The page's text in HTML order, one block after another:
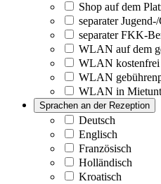
Shop auf dem
separater
separater FKK-
WLAN auf dem
WLAN kostenfrei
WLAN
WLAN in
Sprachen an der Rezeption
Deutsch
Englisch
Französisch
Holländisch
Kroatisch